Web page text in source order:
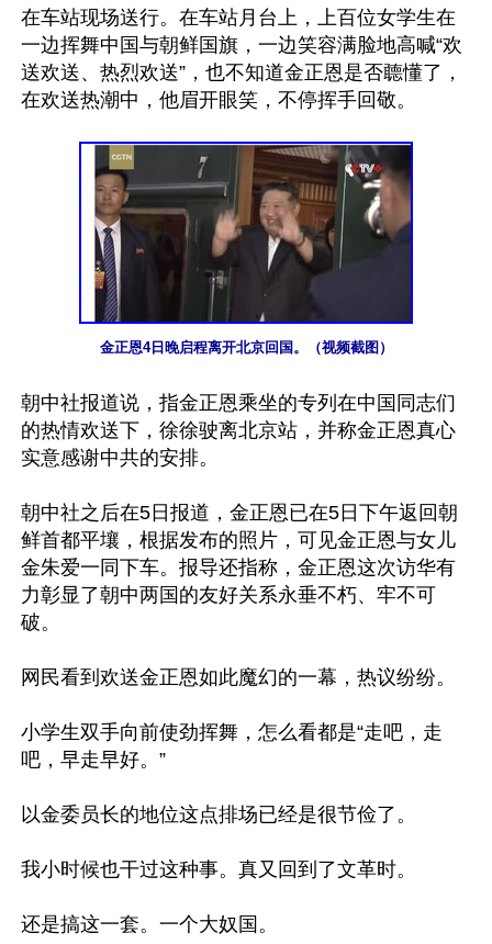
在车站现场送行。在车站月台上，上百位女学生在
一边挥舞中国与朝鲜国旗，一边笑容满脸地高喊“欢
送欢送、热烈欢送”，也不知道金正恩是否聼懂了，
在欢送热潮中，他眉开眼笑，不停挥手回敬。
金正恩4日晚启程离开北京回国。（视频截图）
朝中社报道说，指金正恩乘坐的专列在中国同志们
的热情欢送下，徐徐驶离北京站，并称金正恩真心
实意感谢中共的安排。
朝中社之后在5日报道，金正恩已在5日下午返回朝
鲜首都平壤，根据发布的照片，可见金正恩与女儿
金朱爱一同下车。报导还指称，金正恩这次访华有
力彰显了朝中两国的友好关系永垂不朽、牢不可
破。
网民看到欢送金正恩如此魔幻的一幕，热议纷纷。
小学生双手向前使劲挥舞，怎么看都是“走吧，走
吧，早走早好。”
以金委员长的地位这点排场已经是很节俭了。
我小时候也干过这种事。真又回到了文革时。
还是搞这一套。一个大奴国。